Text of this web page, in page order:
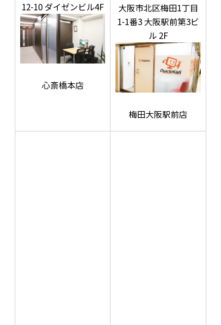
12-10 ダイゼンビル4F
心斎橋本店
大阪市北区梅田1丁目
1-1番3 大阪駅前第3ビ
ル 2F
梅田大阪駅前店